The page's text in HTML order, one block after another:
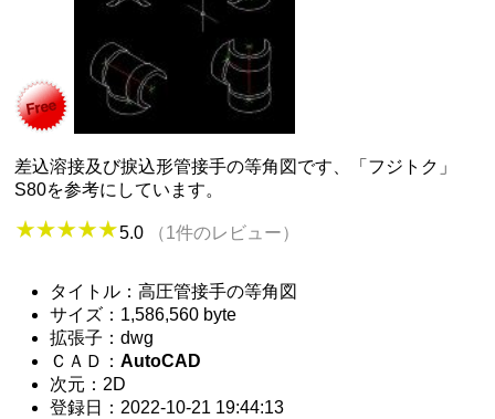
差込溶接及び捩込形管接手の等角図です、「フジトク」
S80を参考にしています。
5.0 （1件のレビュー）
タイトル：高圧管接手の等角図
サイズ：1,586,560 byte
拡張子：dwg
ＣＡＤ：AutoCAD
次元：2D
登録日：2022-10-21 19:44:13